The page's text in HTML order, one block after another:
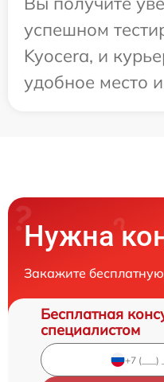
успешном
Kyocera, и
удобное место
Нужна
Закажите
Бесплатная
специалистом